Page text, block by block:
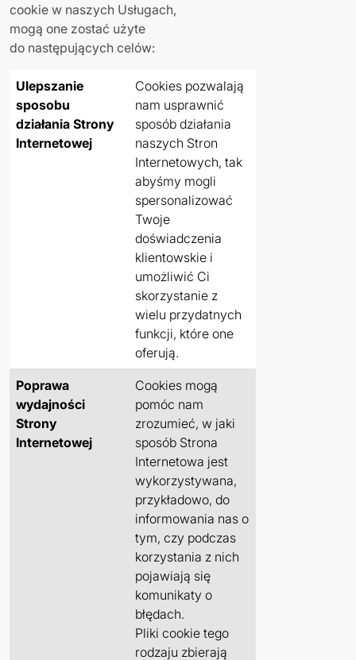
cookie w naszych Usługach,
mogą one zostać użyte
do następujących celów:
Ulepszanie
sposobu
działania Strony
Internetowej
Cookies pozwalają
nam usprawnić
sposób działania
naszych Stron
Internetowych, tak
abyśmy mogli
spersonalizować
Twoje
doświadczenia
klientowskie i
umożliwić Ci
skorzystanie z
wielu przydatnych
funkcji, które one
oferują.
Poprawa
wydajności
Strony
Internetowej
Cookies mogą
pomóc nam
zrozumieć, w jaki
sposób Strona
Internetowa jest
wykorzystywana,
przykładowo, do
informowania nas o
tym, czy podczas
korzystania z nich
pojawiają się
komunikaty o
błędach.
Pliki cookie tego
rodzaju zbierają